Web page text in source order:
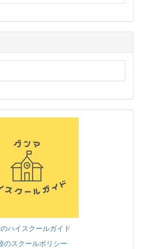
ハイスクールガイド
のスクールポリシー